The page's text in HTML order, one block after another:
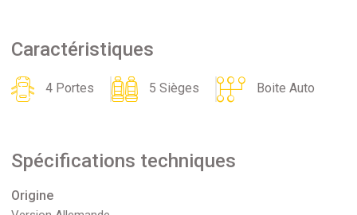
Caractéristiques
4 Portes 5 Sièges Boite Auto
Spécifications techniques
Origine